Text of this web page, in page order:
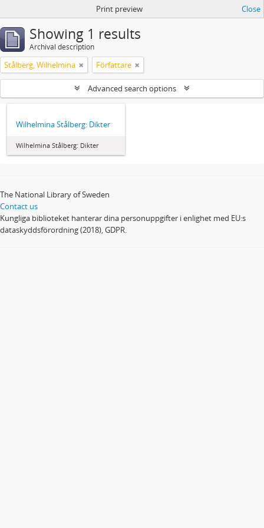
Print preview Close
Showing 1 results
Archival description
Stålberg, Wilhelmina Författare
Advanced search options
Wilhelmina Stålberg: Dikter
Wilhelmina Stålberg: Dikter
The National Library of Sweden
Contact us
Kungliga biblioteket hanterar dina personuppgifter i enlighet med EU:s
dataskyddsförordning (2018), GDPR.